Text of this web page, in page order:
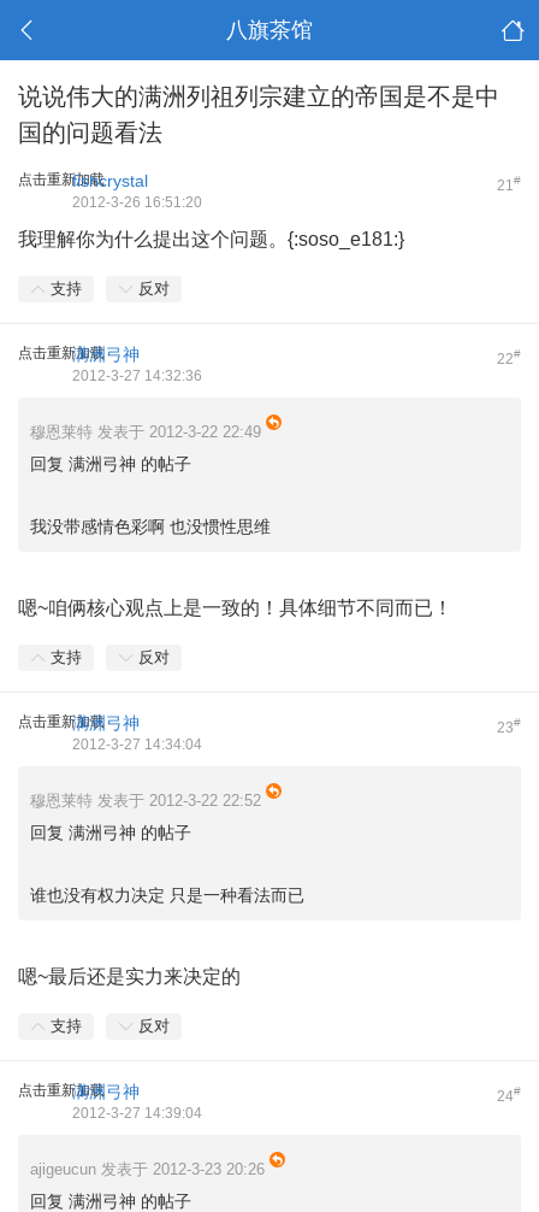
八旗茶馆
说说伟大的满洲列祖列宗建立的帝国是不是中
国的问题看法
点击重新加载 21#
fishcrystal
2012-3-26 16:51:20
我理解你为什么提出这个问题。{:soso_e181:}
支持 反对
点击重新加载 22#
满洲弓神
2012-3-27 14:32:36
穆恩莱特 发表于 2012-3-22 22:49
回复 满洲弓神 的帖子
我没带感情色彩啊 也没惯性思维
嗯~咱俩核心观点上是一致的！具体细节不同而已！
支持 反对
点击重新加载 23#
满洲弓神
2012-3-27 14:34:04
穆恩莱特 发表于 2012-3-22 22:52
回复 满洲弓神 的帖子
谁也没有权力决定 只是一种看法而已
嗯~最后还是实力来决定的
支持 反对
点击重新加载 24#
满洲弓神
2012-3-27 14:39:04
ajigeucun 发表于 2012-3-23 20:26
回复 满洲弓神 的帖子